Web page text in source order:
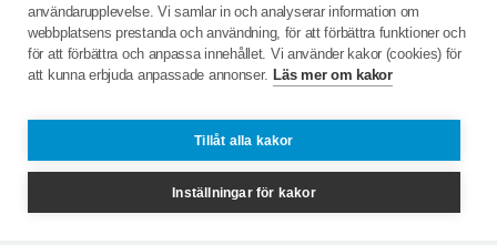
användarupplevelse. Vi samlar in och analyserar information om
webbplatsens prestanda och användning, för att förbättra funktioner och
för att förbättra och anpassa innehållet. Vi använder kakor (cookies) för
att kunna erbjuda anpassade annonser. Läs mer om kakor
Tillåt alla kakor
Inställningar för kakor
Länkar
C/o:Inger Wetterstrand